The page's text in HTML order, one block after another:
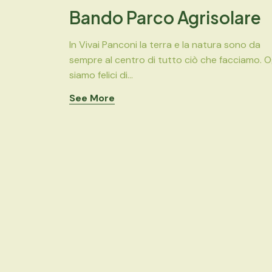
Bando Parco Agrisolare
In Vivai Panconi la terra e la natura sono da
sempre al centro di tutto ciò che facciamo.
siamo felici di...
See More